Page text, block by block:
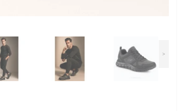
>